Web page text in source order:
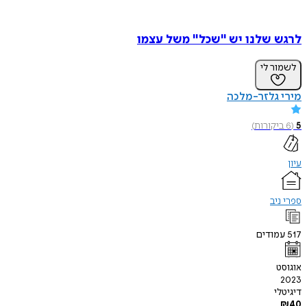
לרגש שלנו יש "שכל" משל עצמו
לשמור לי
מירי גלזר-מלכה
5
(
6ביקורות)
עיון
ספרי ניב
517 עמודים
אוגוסט
2023
דיגיטלי